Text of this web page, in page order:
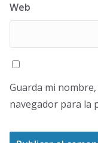
Web
Guarda mi
navegador para la